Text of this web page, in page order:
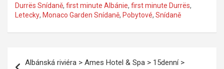
Durrës Snídaně, first minute Albánie, first minute Durrës,
Letecky, Monaco Garden Snídaně, Pobytové, Snídaně
Albánská riviéra > Ames Hotel & Spa > 15denní >